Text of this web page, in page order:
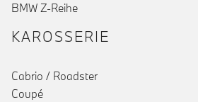
BMW Z-Reihe
KAROSSERIE
Cabrio / Roadster
Coupé